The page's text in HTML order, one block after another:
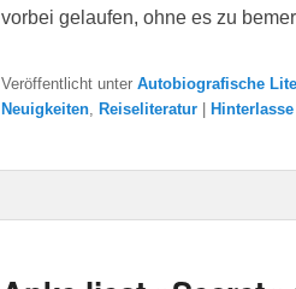
vorbei gelaufen, ohne es zu
Veröffentlicht unter Autobiografische
Neuigkeiten
Reiseliteratur